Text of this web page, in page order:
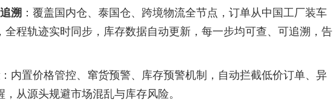
溯 ：覆盖国内仓、泰国仓、跨境物流全节点，订单从中国工厂装车
程轨迹实时同步，库存数据自动更新，每一步均可查、可追溯，告
：内置价格管控、窜货预警、库存预警机制，自动拦截低价订单、异
从源头规避市场混乱与库存风险。